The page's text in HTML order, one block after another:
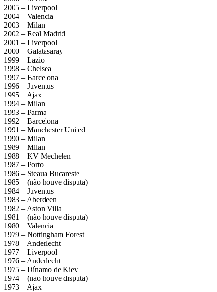
2005 – Liverpool
2004 – Valencia
2003 – Milan
2002 – Real Madrid
2001 – Liverpool
2000 – Galatasaray
1999 – Lazio
1998 – Chelsea
1997 – Barcelona
1996 – Juventus
1995 – Ajax
1994 – Milan
1993 – Parma
1992 – Barcelona
1991 – Manchester United
1990 – Milan
1989 – Milan
1988 – KV Mechelen
1987 – Porto
1986 – Steaua Bucareste
1985 – (não houve disputa)
1984 – Juventus
1983 – Aberdeen
1982 – Aston Villa
1981 – (não houve disputa)
1980 – Valencia
1979 – Nottingham Forest
1978 – Anderlecht
1977 – Liverpool
1976 – Anderlecht
1975 – Dínamo de Kiev
1974 – (não houve disputa)
1973 – Ajax